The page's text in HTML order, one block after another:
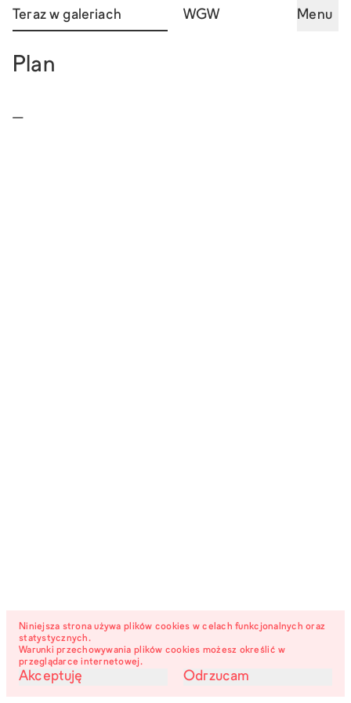
Teraz w galeriach WGW Menu
Plan
—
Niniejsza strona używa plików cookies w celach funkcjonalnych oraz
statystycznych.
Warunki przechowywania plików cookies możesz określić w
przeglądarce internetowej.
Akceptuję Odrzucam